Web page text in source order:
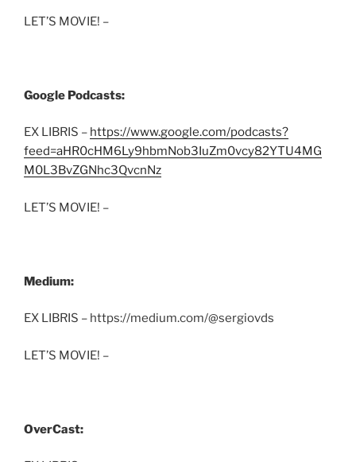
LET’S MOVIE! –
Google Podcasts:
EX LIBRIS – https://www.google.com/podcasts?
feed=aHR0cHM6Ly9hbmNob3IuZm0vcy82YTU4MG
M0L3BvZGNhc3QvcnNz
LET’S MOVIE! –
Medium:
EX LIBRIS – https://medium.com/@sergiovds
LET’S MOVIE! –
OverCast: